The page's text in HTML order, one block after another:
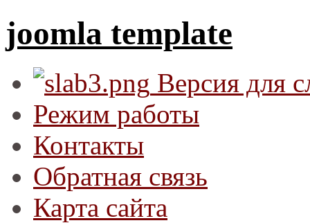
joomla template
Версия для
Режим работы
Контакты
Обратная связь
Карта сайта